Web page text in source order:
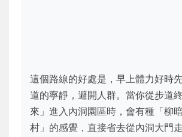
這個路線的好處是，早上體力好時
道的寧靜，避開人群。當你從步道
來」進入內洞園區時，會有種「柳
村」的感覺，直接省去從內洞大門